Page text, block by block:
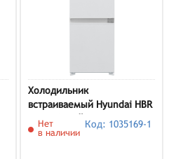
Холодильник
встраиваемый Hyundai HBR
1784, белый
Нет
в наличии
Код: 1035169-1